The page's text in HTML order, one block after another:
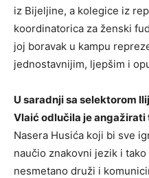
iz Bijeljine, a kolegice iz
koordinatorica za ženski
joj boravak u kampu
jednostavnijim, ljepšim i
U saradnji sa selektorom
Vlaić odlučila je
Nasera Husića koji bi sve
naučio znakovni jezik i
nesmetano druži i